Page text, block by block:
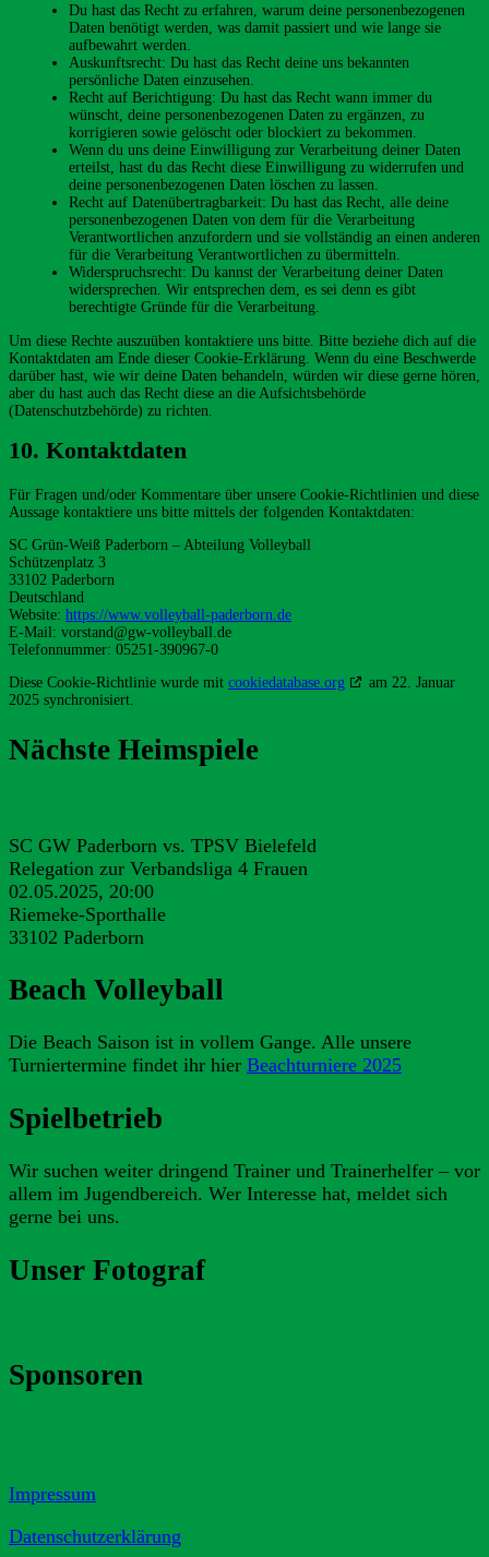
Du hast das Recht zu erfahren, warum deine personenbezogenen
Daten benötigt werden, was damit passiert und wie lange sie
aufbewahrt werden.
Auskunftsrecht: Du hast das Recht deine uns bekannten
persönliche Daten einzusehen.
Recht auf Berichtigung: Du hast das Recht wann immer du
wünscht, deine personenbezogenen Daten zu ergänzen, zu
korrigieren sowie gelöscht oder blockiert zu bekommen.
Wenn du uns deine Einwilligung zur Verarbeitung deiner Daten
erteilst, hast du das Recht diese Einwilligung zu widerrufen und
deine personenbezogenen Daten löschen zu lassen.
Recht auf Datenübertragbarkeit: Du hast das Recht, alle deine
personenbezogenen Daten von dem für die Verarbeitung
Verantwortlichen anzufordern und sie vollständig an einen anderen
für die Verarbeitung Verantwortlichen zu übermitteln.
Widerspruchsrecht: Du kannst der Verarbeitung deiner Daten
widersprechen. Wir entsprechen dem, es sei denn es gibt
berechtigte Gründe für die Verarbeitung.
Um diese Rechte auszuüben kontaktiere uns bitte. Bitte beziehe dich auf die
Kontaktdaten am Ende dieser Cookie-Erklärung. Wenn du eine Beschwerde
darüber hast, wie wir deine Daten behandeln, würden wir diese gerne hören,
aber du hast auch das Recht diese an die Aufsichtsbehörde
(Datenschutzbehörde) zu richten.
10. Kontaktdaten
Für Fragen und/oder Kommentare über unsere Cookie-Richtlinien und diese
Aussage kontaktiere uns bitte mittels der folgenden Kontaktdaten:
SC Grün-Weiß Paderborn – Abteilung Volleyball
Schützenplatz 3
33102 Paderborn
Deutschland
Website: https://www.volleyball-paderborn.de
E-Mail: vorstand@gw-volleyball.de
Telefonnummer: 05251-390967-0
Diese Cookie-Richtlinie wurde mit cookiedatabase.org
am 22. Januar
2025 synchronisiert.
Nächste Heimspiele
SC GW Paderborn vs. TPSV Bielefeld
Relegation zur Verbandsliga 4 Frauen
02.05.2025, 20:00
Riemeke-Sporthalle
33102 Paderborn
Beach Volleyball
Die Beach Saison ist in vollem Gange. Alle unsere
Turniertermine findet ihr hier Beachturniere 2025
Spielbetrieb
Wir suchen weiter dringend Trainer und Trainerhelfer – vor
allem im Jugendbereich. Wer Interesse hat, meldet sich
gerne bei uns.
Unser Fotograf
Sponsoren
Impressum
Datenschutzerklärung